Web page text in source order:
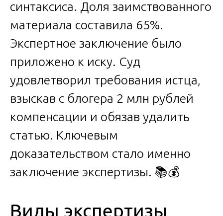
синтаксиса. Доля заимствованного
материала составила 65%.
Экспертное заключение было
приложено к иску. Суд
удовлетворил требования истца,
взыскав с блогера 2 млн рублей
компенсации и обязав удалить
статью. Ключевым
доказательством стало именно
заключение экспертизы. 📚💰
Виды экспертизы